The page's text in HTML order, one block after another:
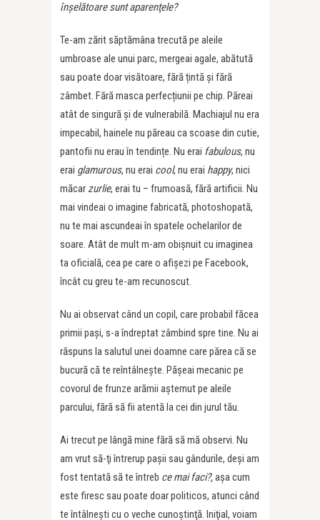
înşelătoare sunt aparenţele?
Te-am zărit săptămâna trecută pe aleile
umbroase ale unui parc, mergeai agale, abătută
sau poate doar visătoare, fără țintă și fără
zâmbet. Fără masca perfecțiunii pe chip. Păreai
atât de singură și de vulnerabilă. Machiajul nu era
impecabil, hainele nu păreau ca scoase din cutie,
pantofii nu erau în tendințe. Nu erai fabulous, nu
erai glamurous, nu erai cool, nu erai happy, nici
măcarzurlie, erai tu – frumoasă, fără artificii. Nu
mai vindeai o imagine fabricată, photoshopată,
nu te mai ascundeai în spatele ochelarilor de
soare. Atât de mult m-am obişnuit cu imaginea
ta oficială, cea pe care o afişezi pe Facebook,
încât cu greu te-am recunoscut.
Nu ai observat când un copil, care probabil făcea
primii pași, s-a îndreptat zâmbind spre tine. Nu ai
răspuns la salutul unei doamne care părea că se
bucură că te reîntâlnește. Pășeai mecanic pe
covorul de frunze arămii așternut pe aleile
parcului, fără să fii atentă la cei din jurul tău.
Ai trecut pe lângă mine fără să mă observi. Nu
am vrut să-ţi întrerup paşii sau gândurile, deşi am
fost tentată să te întreb ce mai faci?,aşa cum
este firesc sau poate doar politicos, atunci când
te întâlneşti cu o veche cunoştinţă. Iniţial, voiam